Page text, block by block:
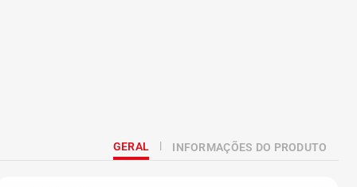
GERAL INFORMAÇÕES DO PRODUTO